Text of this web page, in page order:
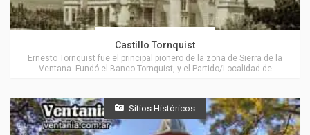
Castillo Tornquist
Ernesto Tornquist fue el principal pionero de la zona de Sierra de la
Ventana. Fundó el Banco Tornquist, y el Partido/Localidad de
Sitios Históricos